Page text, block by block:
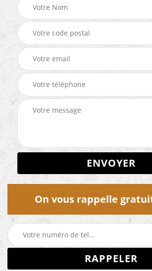
On vous rappelle